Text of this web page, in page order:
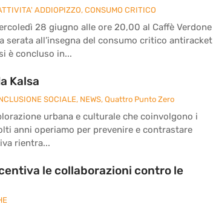
ADDIOPIZZO, CONSUMO CRITICO
28 giugno alle ore 20,00 al Caffè Verdone
serata all’insegna del consumo critico antiracket
è concluso in...
Kalsa
SOCIALE, NEWS, Quattro Punto Zero
urbana e culturale che coinvolgono i
anni operiamo per prevenire e contrastare
rientra...
le collaborazioni contro le